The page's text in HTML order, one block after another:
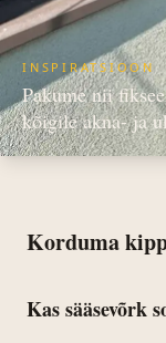
INSPIRATSIOON
Pakume nii
kõigile akna- ja
Korduma
Kas sääsevõrk